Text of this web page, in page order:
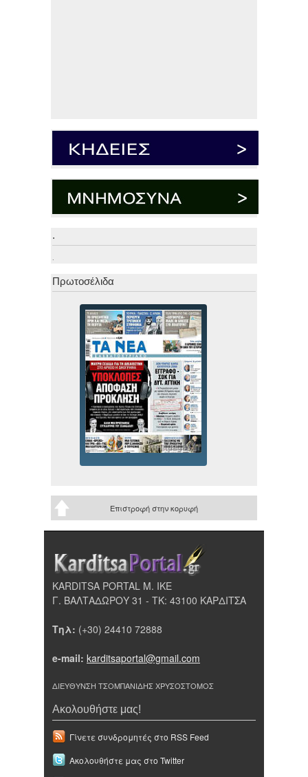
.
.
Πρωτοσέλιδα
Επιστροφή στην κορυφή
KARDITSA PORTAL Μ. ΙΚΕ
Γ. ΒΑΛΤΑΔΩΡΟΥ 31 - ΤΚ: 43100 ΚΑΡΔΙΤΣΑ
Τηλ: (+30) 24410 72888
e-mail: karditsaportal@gmail.com
ΔΙΕΥΘΥΝΣΗ ΤΣΟΜΠΑΝΙΔΗΣ ΧΡΥΣΟΣΤΟΜΟΣ
Ακολουθήστε μας!
Γίνετε συνδρομητές στο RSS Feed
Ακολουθήστε μας στο Twitter